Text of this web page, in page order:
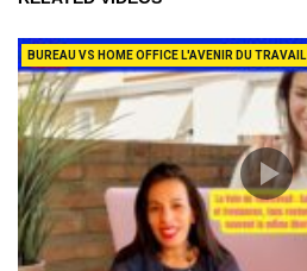
BUREAU VS HOME OFFICE L'AVENIR DU TRAVAIL